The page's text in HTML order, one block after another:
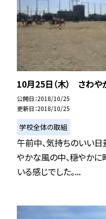
10月25日（木） さわや
公開日 2018/10/25
更新日 2018/10/25
学校全体の取組
午前中、気持ちのいい日
やかな風の中、穏やか
いる感じでした。...